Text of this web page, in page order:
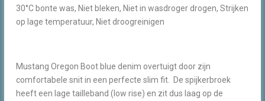
30°C bonte was, Niet bleken, Niet in wasdroger drogen, Strijken
op lage temperatuur, Niet droogreinigen
Mustang Oregon Boot blue denim overtuigt door zijn
comfortabele snit in een perfecte slim fit. De spijkerbroek
heeft een lage tailleband (low rise) en zit dus laag op de